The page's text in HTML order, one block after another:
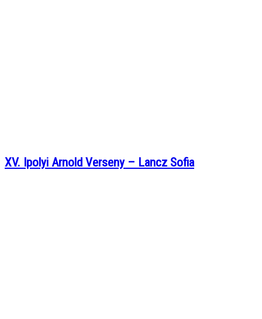
XV. Ipolyi Arnold Verseny – Lancz Sofia